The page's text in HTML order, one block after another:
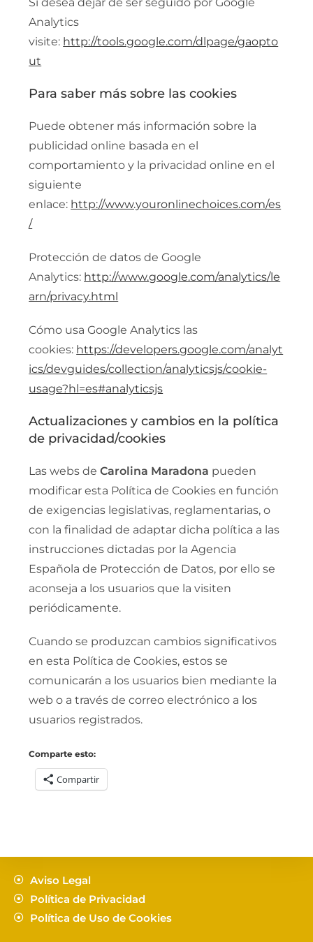
Analytics
visite: http://tools.google.com/dlpage/gaopto
ut
Para saber más sobre las cookies
Puede obtener más información sobre la
publicidad online basada en el
comportamiento y la privacidad online en el
siguiente
enlace: http://www.youronlinechoices.com/es
/
Protección de datos de Google
Analytics: http://www.google.com/analytics/le
arn/privacy.html
Cómo usa Google Analytics las
cookies: https://developers.google.com/analyt
ics/devguides/collection/analyticsjs/cookie-
usage?hl=es#analyticsjs
Actualizaciones y cambios en la política
de privacidad/cookies
Las webs deCarolina Maradona pueden
modificar esta Política de Cookies en función
de exigencias legislativas, reglamentarias, o
con la finalidad de adaptar dicha política a las
instrucciones dictadas por la Agencia
Española de Protección de Datos, por ello se
aconseja a los usuarios que la visiten
periódicamente.
Cuando se produzcan cambios significativos
en esta Política de Cookies, estos se
comunicarán a los usuarios bien mediante la
web o a través de correo electrónico a los
usuarios registrados.
Comparte esto:
Compartir
Aviso Legal
Política de Privacidad
Política de Uso de Cookies